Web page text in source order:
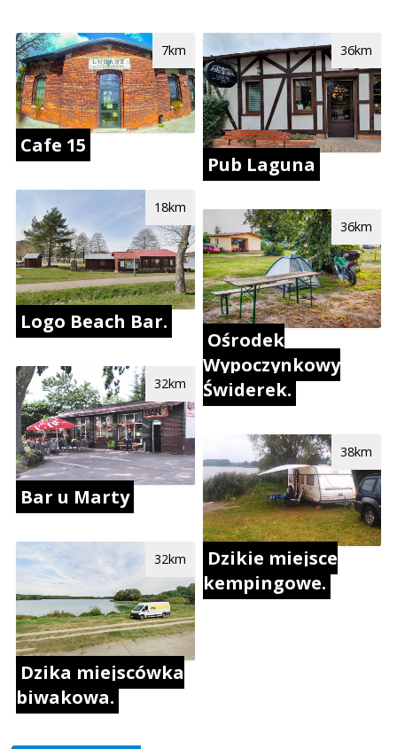
Cafe 15
7km
Logo Beach Bar.
18km
Bar u Marty
32km
Dzika miejscówka
biwakowa.
32km
Pub Laguna
36km
Ośrodek
Wypoczynkowy
Świderek.
36km
Dzikie miejsce
kempingowe.
38km